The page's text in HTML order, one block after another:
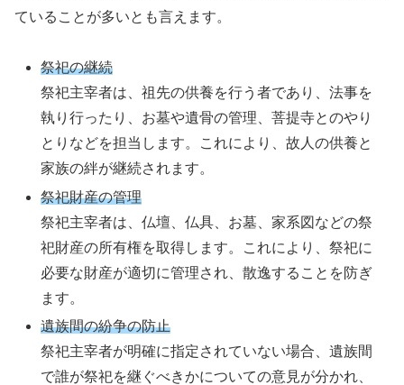
ていることが多いとも言えます。
祭祀の継続
祭祀主宰者は、祖先の供養を行う者であり、法事を
執り行ったり、お墓や遺骨の管理、菩提寺とのやり
とりなどを担当します。これにより、故人の供養と
家族の絆が継続されます。
祭祀財産の管理
祭祀主宰者は、仏壇、仏具、お墓、家系図などの祭
祀財産の所有権を取得します。これにより、祭祀に
必要な財産が適切に管理され、散逸することを防ぎ
ます。
遺族間の紛争の防止
祭祀主宰者が明確に指定されていない場合、遺族間
で誰が祭祀を継ぐべきかについての意見が分かれ、